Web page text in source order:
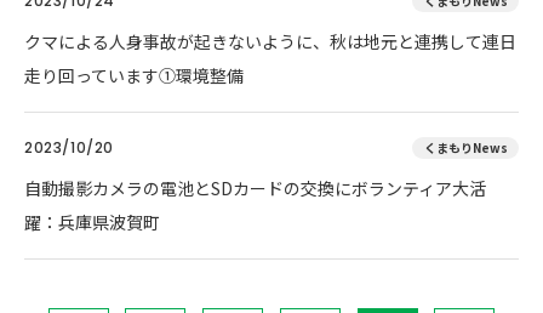
クマによる人身事故が起きないように、秋は地元と連携して連日
走り回っています①環境整備
2023/10/20 くまもりNews
自動撮影カメラの電池とSDカードの交換にボランティア大活
躍：兵庫県波賀町